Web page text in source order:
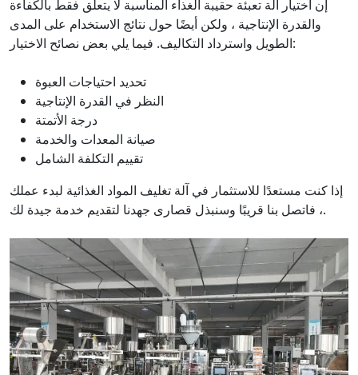
إن اختيار آلة تعبئة حقيبة الغذاء المناسبة لا يتعلق فقط بالكفاءة
والقدرة الإنتاجية ، ولكن أيضًا حول نتائج الاستخدام على المدى
الطويل واسترداد التكاليف. فيما يلي بعض نصائح الاختيار:
تحديد احتياجات العبوة
النظر في القدرة الإنتاجية
درجة الأتمتة
صيانة المعدات والخدمة
تقييم التكلفة الشامل
إذا كنت مستعدًا للاستثمار في آلة تغليف المواد الغذائية لبدء عملك
، فاتصل بنا قريبًا وسنبذل قصارى جهدنا لتقديم خدمة جيدة لك.